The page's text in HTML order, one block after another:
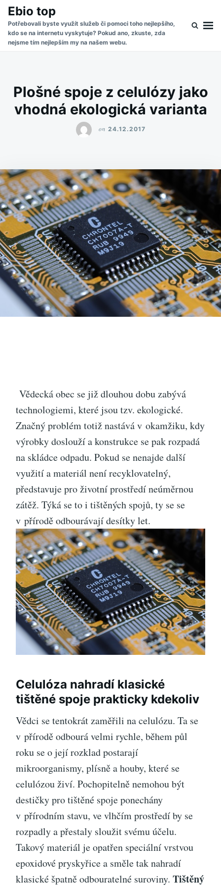
Skip
content
Search
for:
Ebio top
Potřebovali byste využít služeb či pomoci toho nejlepšího,
kdo se na internetu vyskytuje? Pokud ano, zkuste, zda
nejsme tím nejlepším my na našem webu.
Plošné spoje z celulózy jako
vhodná ekologická varianta
on 24.12.2017
Vědecká obec se již dlouhou dobu zabývá
technologiemi, které jsou tzv. ekologické.
Značný problém totiž nastává v okamžiku, kdy
výrobky doslouží a konstrukce se pak rozpadá
na skládce odpadu. Pokud se nenajde další
využití a materiál není recyklovatelný,
představuje pro životní prostředí neúměrnou
zátěž. Týká se to i tištěných spojů, ty se se
v přírodě odbourávají desítky let.
Celulóza nahradí klasické
tištěné spoje prakticky kdekoliv
Vědci se tentokrát zaměřili na celulózu. Ta se
v přírodě odbourá velmi rychle, během půl
roku se o její rozklad postarají
mikroorganismy, plísně a houby, které se
celulózou živí. Pochopitelně nemohou být
destičky pro tištěné spoje ponechány
v přírodním stavu, ve vlhčím prostředí by se
rozpadly a přestaly sloužit svému účelu.
Takový materiál je opatřen speciální vrstvou
epoxidové pryskyřice a směle tak nahradí
klasické špatně odbouratelné suroviny. Tištěný